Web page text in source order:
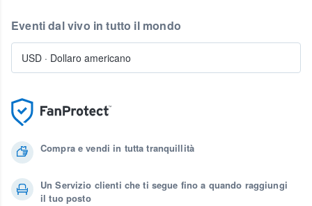
Compra e vendi in tutta tranquillità
Un Servizio clienti che ti segue fino a quando raggiungi
il tuo posto
Eventi dal vivo in tutto il mondo
USD · Dollaro americano